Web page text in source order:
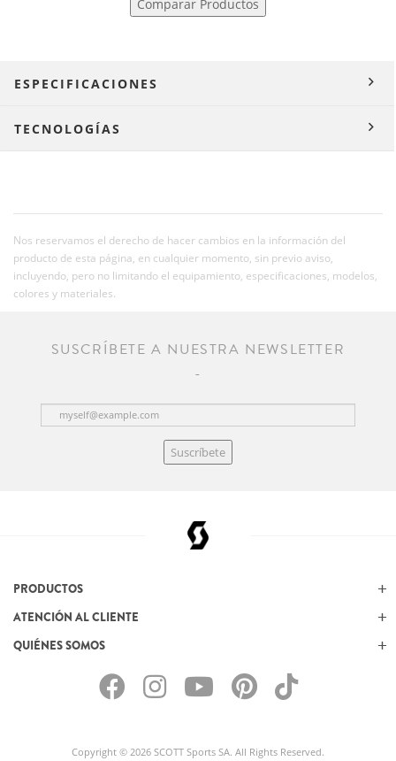
Comparar Productos
ESPECIFICACIONES
TECNOLOGÍAS
Nos reservamos el derecho de hacer cambios en la información del
producto de esta página, en cualquier momento, sin previo aviso,
incluyendo, pero no limitando el equipamiento, especificaciones, modelos,
colores y materiales.
SUSCRÍBETE A NUESTRA NEWSLETTER
Suscríbete
PRODUCTOS
ATENCIÓN AL CLIENTE
QUIÉNES SOMOS
Copyright © 2026 SCOTT Sports SA. All Rights Reserved.